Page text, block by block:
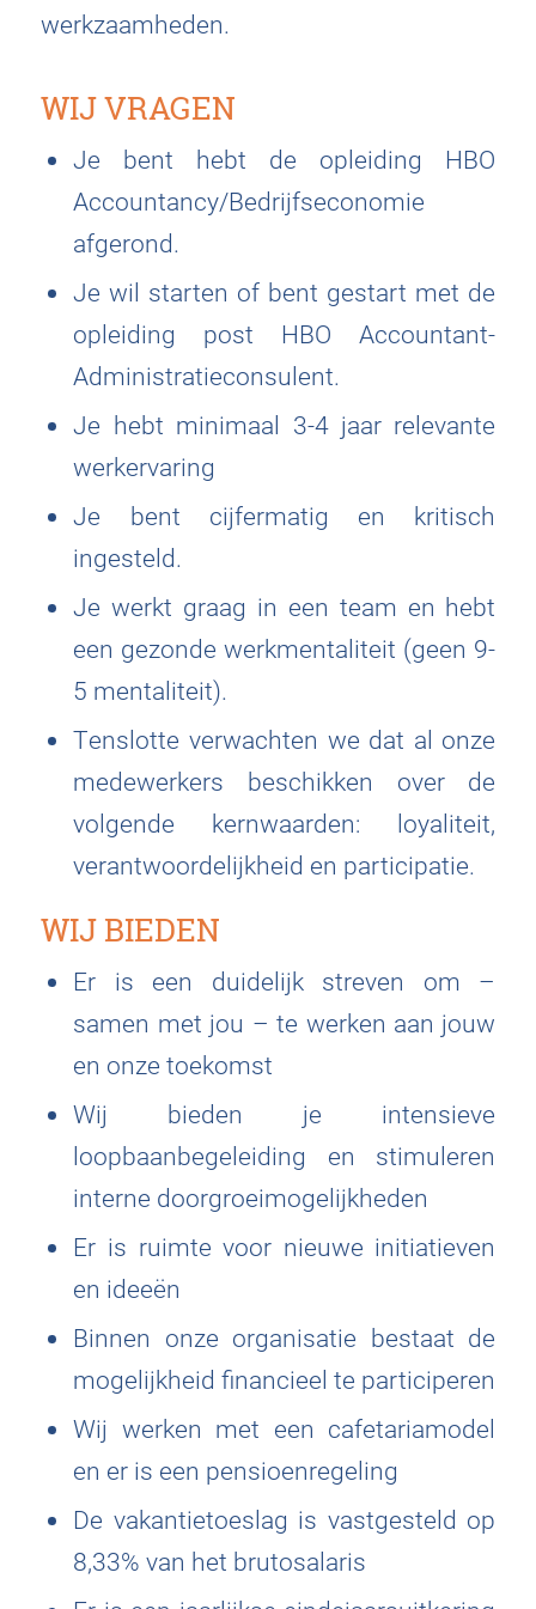
werkzaamheden.
WIJ VRAGEN
Je bent hebt de opleiding HBO
Accountancy/Bedrijfseconomie
afgerond.
Je wil starten of bent gestart met de
opleiding post HBO Accountant-
Administratieconsulent.
Je hebt minimaal 3-4 jaar relevante
werkervaring
Je bent cijfermatig en kritisch
ingesteld.
Je werkt graag in een team en hebt
een gezonde werkmentaliteit (geen 9-
5 mentaliteit).
Tenslotte verwachten we dat al onze
medewerkers beschikken over de
volgende kernwaarden: loyaliteit,
verantwoordelijkheid en participatie.
WIJ BIEDEN
Er is een duidelijk streven om –
samen met jou – te werken aan jouw
en onze toekomst
Wij bieden je intensieve
loopbaanbegeleiding en stimuleren
interne doorgroeimogelijkheden
Er is ruimte voor nieuwe initiatieven
en ideeën
Binnen onze organisatie bestaat de
mogelijkheid financieel te participeren
Wij werken met een cafetariamodel
en er is een pensioenregeling
De vakantietoeslag is vastgesteld op
8,33% van het brutosalaris